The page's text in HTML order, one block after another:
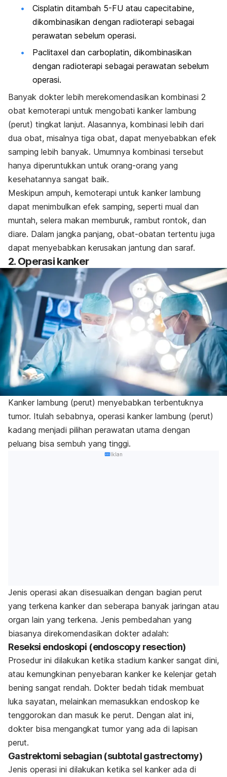
Cisplatin ditambah 5-FU atau capecitabine,
dikombinasikan dengan radioterapi sebagai
perawatan sebelum operasi.
Paclitaxel dan carboplatin, dikombinasikan
dengan radioterapi sebagai perawatan sebelum
operasi.
Banyak dokter lebih merekomendasikan kombinasi 2
obat kemoterapi untuk mengobati kanker lambung
(perut) tingkat lanjut. Alasannya, kombinasi lebih dari
dua obat, misalnya tiga obat, dapat menyebabkan efek
samping lebih banyak. Umumnya kombinasi tersebut
hanya diperuntukkan untuk orang-orang yang
kesehatannya sangat baik.
Meskipun ampuh, kemoterapi untuk kanker lambung
dapat menimbulkan efek samping, seperti mual dan
muntah, selera makan memburuk, rambut rontok, dan
diare. Dalam jangka panjang, obat-obatan tertentu juga
dapat menyebabkan kerusakan jantung dan saraf.
2. Operasi kanker
Kanker lambung (perut) menyebabkan terbentuknya
tumor. Itulah sebabnya, operasi kanker lambung (perut)
kadang menjadi pilihan perawatan utama dengan
peluang bisa sembuh yang tinggi.
Iklan
Jenis operasi akan disesuaikan dengan bagian perut
yang terkena kanker dan seberapa banyak jaringan atau
organ lain yang terkena. Jenis pembedahan yang
biasanya direkomendasikan dokter adalah:
Reseksi endoskopi (endoscopy resection)
Prosedur ini dilakukan ketika stadium kanker sangat dini,
atau kemungkinan penyebaran kanker ke kelenjar getah
bening sangat rendah. Dokter bedah tidak membuat
luka sayatan, melainkan memasukkan endoskop ke
tenggorokan dan masuk ke perut. Dengan alat ini,
dokter bisa mengangkat tumor yang ada di lapisan
perut.
Gastrektomi sebagian (subtotal gastrectomy)
Jenis operasi ini dilakukan ketika sel kanker ada di